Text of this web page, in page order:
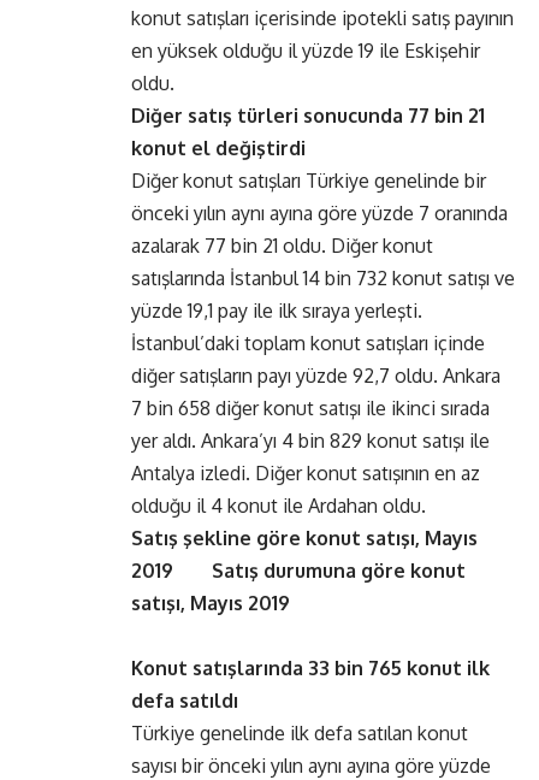
konut satışları içerisinde ipotekli satış payının
en yüksek olduğu il yüzde 19 ile Eskişehir
oldu.
Diğer satış türleri sonucunda 77 bin 21
konut el değiştirdi
Diğer konut satışları Türkiye genelinde bir
önceki yılın aynı ayına göre yüzde 7 oranında
azalarak 77 bin 21 oldu. Diğer konut
satışlarında İstanbul 14 bin 732 konut satışı ve
yüzde 19,1 pay ile ilk sıraya yerleşti.
İstanbul’daki toplam konut satışları içinde
diğer satışların payı yüzde 92,7 oldu. Ankara
7 bin 658 diğer konut satışı ile ikinci sırada
yer aldı. Ankara’yı 4 bin 829 konut satışı ile
Antalya izledi. Diğer konut satışının en az
olduğu il 4 konut ile Ardahan oldu.
Satış şekline göre konut satışı, Mayıs
2019 Satış durumuna göre konut
satışı, Mayıs 2019
Konut satışlarında 33 bin 765 konut ilk
defa satıldı
Türkiye genelinde ilk defa satılan konut
sayısı bir önceki yılın aynı ayına göre yüzde